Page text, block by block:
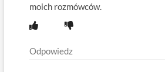
moich rozmówców.
Odpowiedz